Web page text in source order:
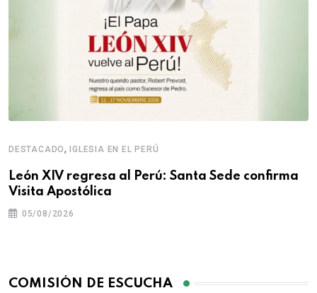
DESTACADO, IGLESIA EN EL PERÚ
León XIV regresa al Perú: Santa Sede confirma
Visita Apostólica
05/08/2026
COMISIÓN DE ESCUCHA